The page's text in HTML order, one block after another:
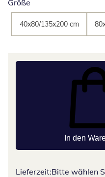
Größe
40x80/135x200 cm
In den
Lieferzeit:Bitte wählen